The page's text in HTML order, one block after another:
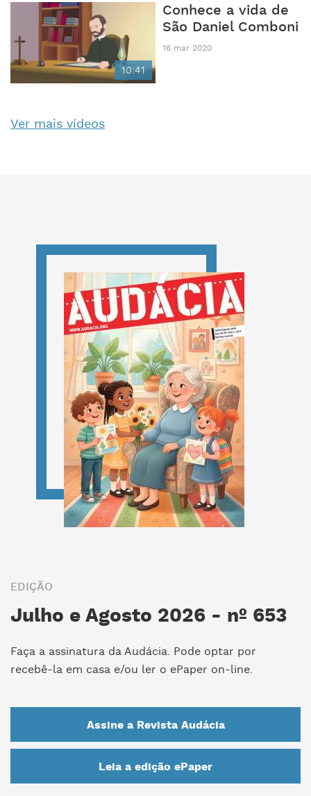
10:41
Conhece a vida de
São Daniel Comboni
16 mar 2020
Ver mais vídeos
EDIÇÃO
Julho e Agosto 2026 - nº 653
Faça a assinatura da Audácia. Pode optar por
recebê-la em casa e/ou ler o ePaper on-line.
Assine a Revista Audácia
Leia a edição ePaper